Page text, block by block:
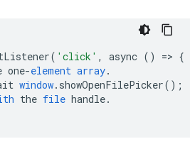
( 'click' , async () => {
one-element array.
window. showOpenFilePicker();
the file handle.